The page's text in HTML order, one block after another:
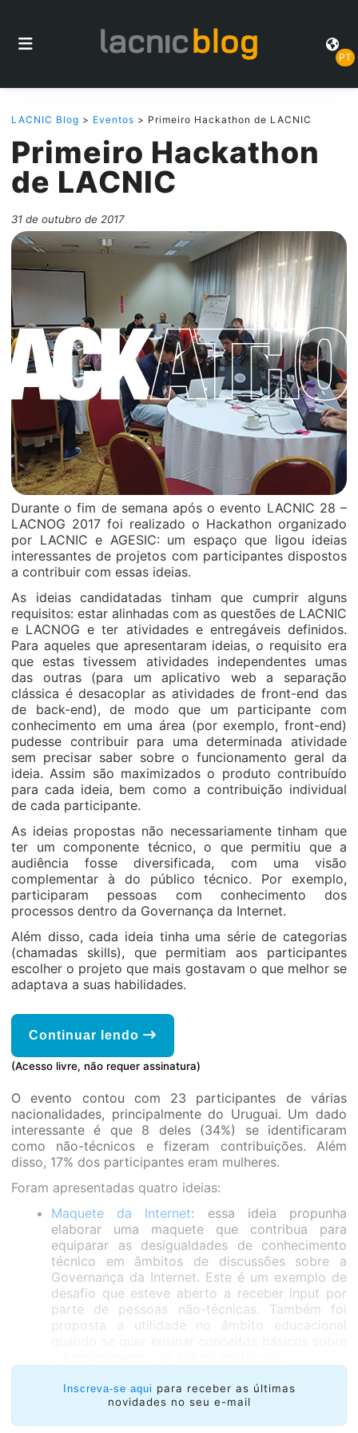
PT
LACNIC Blog > Eventos > Primeiro Hackathon de LACNIC
Primeiro Hackathon
de LACNIC
31 de outubro de 2017
Durante o fim de semana após o evento LACNIC 28 –
LACNOG 2017 foi realizado o Hackathon organizado
por LACNIC e AGESIC: um espaço que ligou ideias
interessantes de projetos com participantes dispostos
a contribuir com essas ideias.
As ideias candidatadas tinham que cumprir alguns
requisitos: estar alinhadas com as questões de LACNIC
e LACNOG e ter atividades e entregáveis definidos.
Para aqueles que apresentaram ideias, o requisito era
que estas tivessem atividades independentes umas
das outras (para um aplicativo web a separação
clássica é desacoplar as atividades de front-end das
de back-end), de modo que um participante com
conhecimento em uma área (por exemplo, front-end)
pudesse contribuir para uma determinada atividade
sem precisar saber sobre o funcionamento geral da
ideia. Assim são maximizados o produto contribuído
para cada ideia, bem como a contribuição individual
de cada participante.
As ideias propostas não necessariamente tinham que
ter um componente técnico, o que permitiu que a
audiência fosse diversificada, com uma visão
complementar à do público técnico. Por exemplo,
participaram pessoas com conhecimento dos
processos dentro da Governança da Internet.
Além disso, cada ideia tinha uma série de categorias
(chamadas skills), que permitiam aos participantes
escolher o projeto que mais gostavam o que melhor se
adaptava a suas habilidades.
Continuar lendo
(Acesso livre, não requer assinatura)
O evento contou com 23 participantes de várias
nacionalidades, principalmente do Uruguai. Um dado
interessante é que 8 deles (34%) se identificaram
como não-técnicos e fizeram contribuições. Além
disso, 17% dos participantes eram mulheres.
Foram apresentadas quatro ideias:
Maquete da Internet: essa ideia propunha
elaborar uma maquete que contribua para
equiparar as desigualdades de conhecimento
técnico em âmbitos de discussões sobre a
Governança da Internet. Este é um exemplo de
desafio que esteve aberto a receber input por
parte de pessoas não-técnicas. Também foi
proposta a utilidade no âmbito educacional
RIPE Atlas : o objetivo era atingir estatísticas de
conectividade e DNS a nível de país usando
Inscreva-se aqui para receber as últimas
novidades no seu e-mail